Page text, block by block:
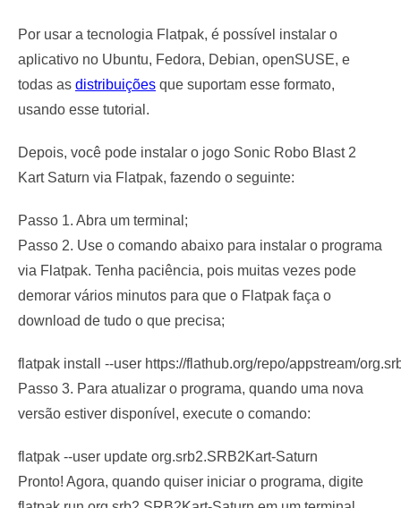
Por usar a tecnologia Flatpak, é possível instalar o
aplicativo no Ubuntu, Fedora, Debian, openSUSE, e
todas as distribuições que suportam esse formato,
usando esse tutorial.
Depois, você pode instalar o jogo Sonic Robo Blast 2
Kart Saturn via Flatpak, fazendo o seguinte:
Passo 1. Abra um terminal;
Passo 2. Use o comando abaixo para instalar o programa
via Flatpak. Tenha paciência, pois muitas vezes pode
demorar vários minutos para que o Flatpak faça o
download de tudo o que precisa;
flatpak install --user https://flathub.org/repo/appstream/
Passo 3. Para atualizar o programa, quando uma nova
versão estiver disponível, execute o comando:
flatpak --user update org.srb2.SRB2Kart-Saturn
Pronto! Agora, quando quiser iniciar o programa, digite